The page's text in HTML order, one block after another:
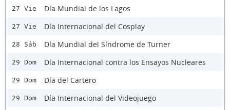
27 Vie Día Mundial de los Lagos
27 Vie Día Internacional del Cosplay
28 Sáb Día Mundial del Síndrome de Turner
29 Dom Día Internacional contra los Ensayos Nucleares
29 Dom Día del Cartero
29 Dom Día Internacional del Videojuego